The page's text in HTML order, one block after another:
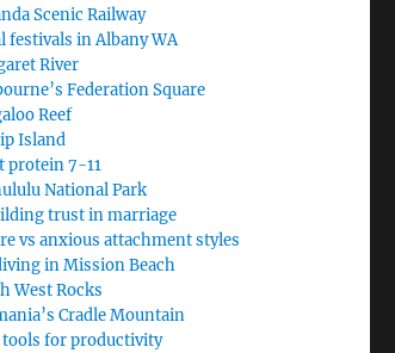
Scenic Railway
festivals in Albany WA
River
Federation Square
Reef
Island
protein 7-11
National Park
trust in marriage
vs anxious attachment styles
in Mission Beach
West Rocks
Cradle Mountain
tools for productivity